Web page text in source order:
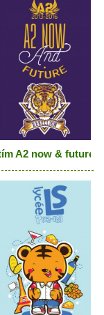
A2 now & future